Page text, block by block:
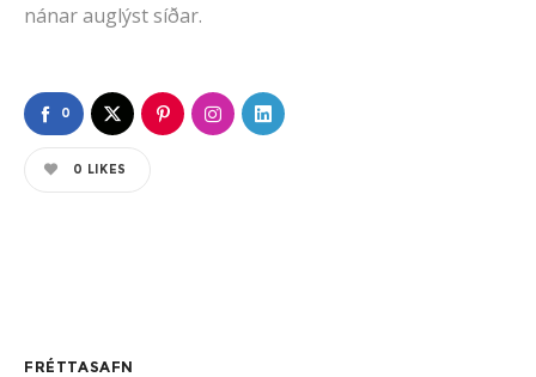
nánar auglýst síðar.
0
0 LIKES
FRÉTTASAFN